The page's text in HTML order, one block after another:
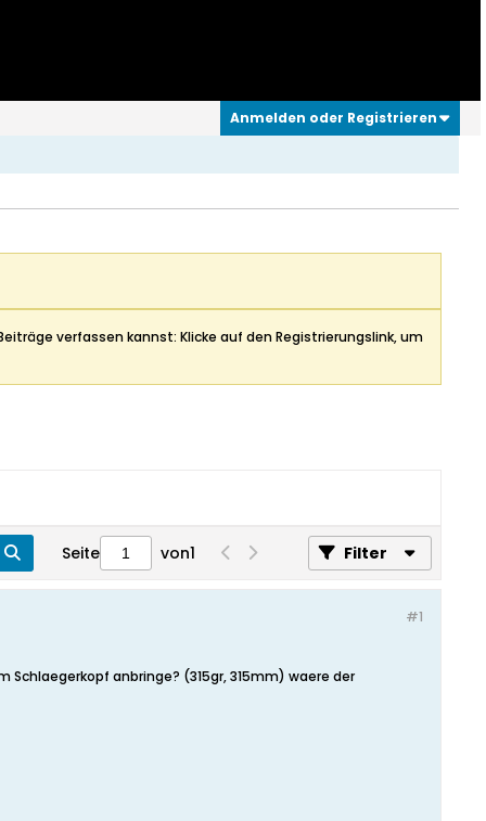
Anmelden oder Registrieren
verfassen kannst: Klicke auf den Registrierungslink, um
Seite von1 Filter
#1
Schlaegerkopf anbringe? (315gr, 315mm) waere der